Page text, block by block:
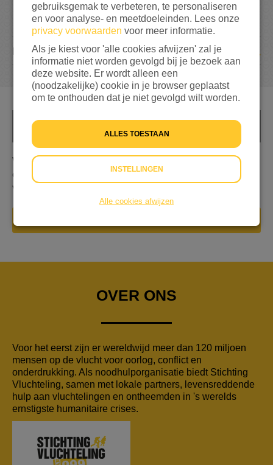
11
DONATIES
INFO
Wij willen vanuit Stichting Philadelphia en de buurt geld
ophalen door kleding, eten en zelfgemaakte dingen te
verkopen
OVER ONS
Voor het eerst zijn er wereldwijd meer dan 120 miljoen
mensen op de vlucht voor oorlog, conflict en
onderdrukking. Als noodhulporganisatie biedt Stichting
Vluchteling, samen met lokale partners, levensreddende
hulp aan vluchtelingen en ontheemden in 's werelds
ernstigste humanitaire crises.
gebruiksgemak te verbeteren, te personaliseren
en voor analyse- en meetdoeleinden. Lees onze
privacy voorwaarden voor meer informatie.
Als je kiest voor 'alle cookies afwijzen' zal je
informatie niet worden gevolgd bij je bezoek aan
deze website. Er wordt alleen een
(noodzakelijke) cookie in je browser geplaatst
om te onthouden dat je niet gevolgd wilt worden.
ALLES TOESTAAN
INSTELLINGEN
Alle cookies afwijzen